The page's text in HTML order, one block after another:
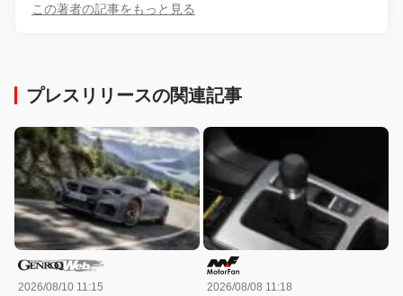
この著者の記事をもっと見る
プレスリリースの関連記事
2026/08/10 11:15 2026/08/08 11:18